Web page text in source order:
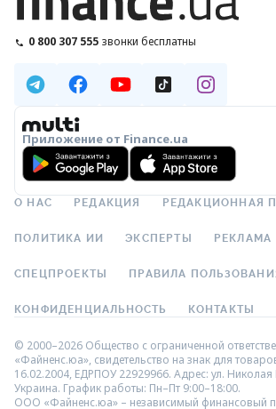
0 800 307 555 звонки бесплатны
Приложение от Finance.ua
О НАС РЕДАКЦИЯ РЕДАКЦИОННАЯ
ПОЛИТИКА ИИ ЭКСПЕРТЫ РЕКЛАМА
СПЕЦПРОЕКТЫ ПРАВИЛА
КОНФИДЕНЦИАЛЬНОСТЬ КОНТАКТЫ
© 2000–2026 Общество с ограниченной
«Файненс.юа», свидетельство на знак для
16.02.2004, ЕДРПОУ 22929966. Адрес: ул. Николая
Украина. График работы: Пн–Пт 9:00–18:00.
ООО «Файненс.юа» – независимый финансовый